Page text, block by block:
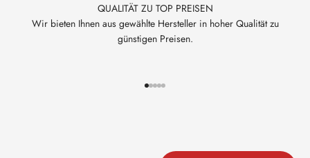
QUALITÄT ZU TOP PREISEN
Wir bieten Ihnen aus gewählte Hersteller in hoher Qualität zu
günstigen Preisen.
Gehe zu Element 1
Gehe zu Element 2
Gehe zu Element 3
Gehe zu Element 4
Gehe zu Element 5